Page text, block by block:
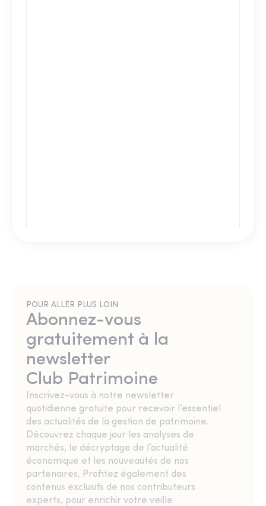
POUR ALLER PLUS LOIN
Abonnez-vous
gratuitement à la
newsletter
Club Patrimoine
Inscrivez-vous à notre newsletter
quotidienne gratuite pour recevoir l’essentiel
des actualités de la gestion de patrimoine.
Découvrez chaque jour les analyses de
marchés, le décryptage de l’actualité
économique et les nouveautés de nos
partenaires. Profitez également des
contenus exclusifs de nos contributeurs
experts, pour enrichir votre veille